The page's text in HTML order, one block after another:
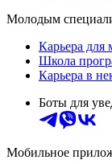
Молодым
Карьера для
Школа
Карьера в
Боты для
Мобильное